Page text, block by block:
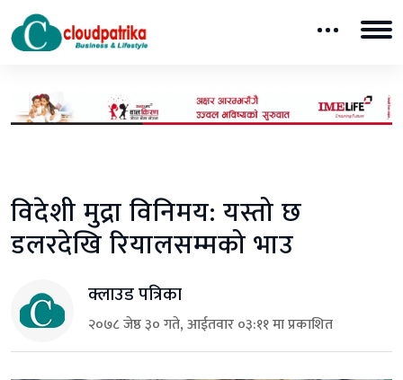
विदेशी मुद्रा विनिमय: यस्तो छ
डलरदेखि रियालसम्मको भाउ
क्लाउड पत्रिका
२०७८ जेष्ठ ३० गते, आईतवार ०३:११ मा प्रकाशित